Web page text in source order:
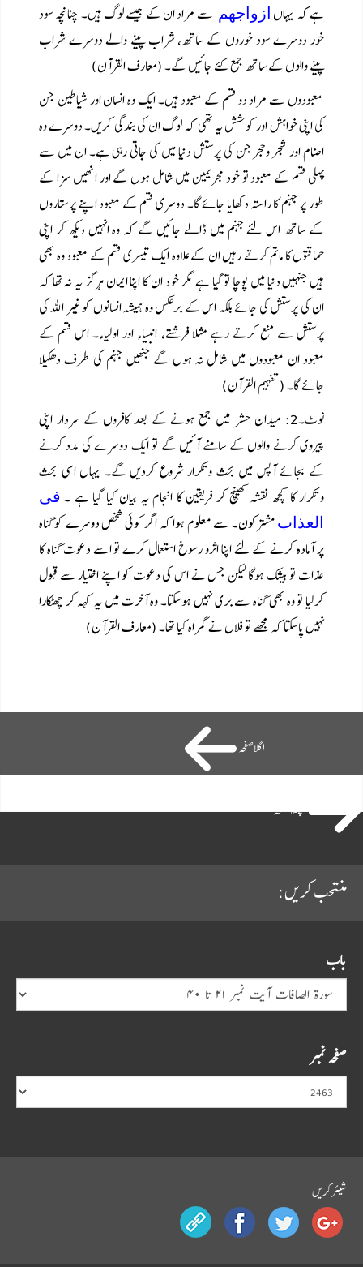
ہے کہ یہاں ازواجھم سے مراد ان کے جیسے لوگ ہیں۔ چنانچہ سود
خور دوسرے سود خوروں کے ساتھ، شراب پینے والے دوسرے شراب
پینے والوں کے ساتھ جمع کئے جائیں گے۔ (معارف القرآن)
معبودوں سے مراد دو قسم کے معبود ہیں۔ ایک وہ انسان اور شیاطین جن
کی اپنی خواہش اور کوشش یہ تھی کہ لوگ ان کی بندگی کریں۔ دوسرے وہ
اصنام اور شجر وحجر جن کی پرستش دنیا میں کی جاتی رہی ہے۔ ان میں سے
پہلی قسم کے معبود تو خود مجریمین میں شامل ہوں گے اور انھیں سزا کے
طور پر جہنم کا راستہ دکھایا جائے گا۔ دوسری قسم کے معبود اپنے پرستاروں
کے ساتھ اس لئے جہنم میں ڈالے جائیں گے کہ وہ انہیں دیکھ کر اپنی
حماقتوں کا ماتم کرتے رہیں ان کے علاوہ ایک تیسری قسم کے معبود وہ بھی
ہیں جنہیں دنیا میں پوچا تو گیا ہے مگر خود ان کا اپنا ایمان ہرگز یہ نہ تھا کہ
ان کی پرستش کی جائے بلکہ اس کے برعکس وہ ہمیشہ انسانوں کو غیر اللہ کی
پرستش سے منع کرتے رہے مثلا فرشتے، انبیاء اور اولیاء۔ اس قسم کے
معبود ان معبودوں میں شامل نہ ہوں گے جنھیں جہنم کی طرف دھکیلا
جائے گا۔ (تفہیم القرآن)
نوٹ۔2: میدان حشر میں جمع ہونے کے بعد کافروں کے سردار اپنی
پیروی کرنے والوں کے سامنے آئیں گے تو ایک دوسرے کی مدد کرنے
کے بجائے آپس میں بحث وتکرار شروع کردیں گے۔ یہاں اسی بحث
وتکرار کا کچھ نقشہ کھینچ کر فریقین کا انجام یہ بیان کیا گیا ہے ۔ فی
العذابمشترکون۔ سے معلوم ہوا کہ اگر کوئی شخص دوسرے کو گناہ
پر آمادہ کرنے کے لئے اپنا اثرو رسوخ استعمال کرے تو اسے دعوت گناہ کا
عذات تو بیشک ہوگا لیکن جس نے اس کی دعوت کو اپنے اختیار سے قبول
کرلیا تو وہ بھی گناہ سے بری نہیں ہوسکتا۔ وہ آخرت میں یہ کہہ کر چھٹکارا
نہیں پاسکتا کہ مجھے تو فلاں نے گمراہ کیا تھا۔ (معارف القرآن)
اگلاصفحہ
پچھلا صفحہ
منتحب کریں:
باب
صفحہ نمبر
شیئرکریں